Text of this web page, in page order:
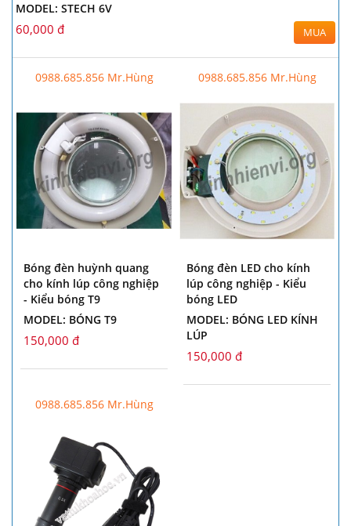
MODEL: STECH 6V
60,000 đ MUA
0988.685.856 Mr.Hùng
Bóng đèn huỳnh quang
cho kính lúp công nghiệp
- Kiểu bóng T9
MODEL: BÓNG T9
150,000 đ
0988.685.856 Mr.Hùng
Bóng đèn LED cho kính
lúp công nghiệp - Kiểu
bóng LED
MODEL: BÓNG LED KÍNH
LÚP
150,000 đ
0988.685.856 Mr.Hùng